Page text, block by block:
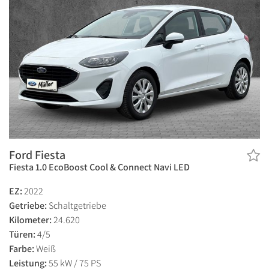
Ford Fiesta
Fiesta 1.0 EcoBoost Cool & Connect Navi LED
EZ:2022
Getriebe: Schaltgetriebe
Kilometer:24.620
Türen:4/5
Farbe:Weiß
Leistung:55 kW / 75 PS